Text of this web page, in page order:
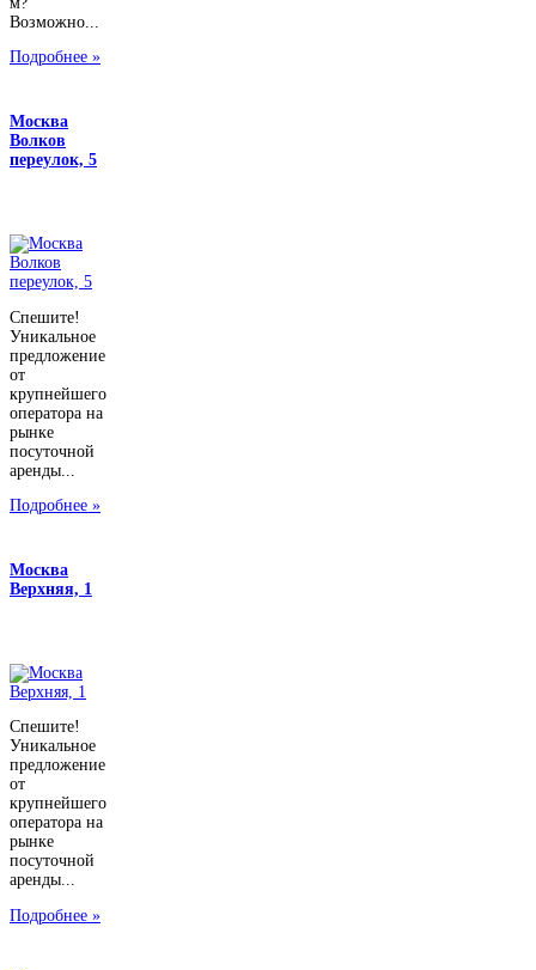
Возможно...
Подробнее »
Москва
Волков
переулок, 5
Спешите!
Уникальное
предложение
от
крупнейшего
оператора на
рынке
посуточной
аренды...
Подробнее »
Москва
Верхняя, 1
Спешите!
Уникальное
предложение
от
крупнейшего
оператора на
рынке
посуточной
аренды...
Подробнее »